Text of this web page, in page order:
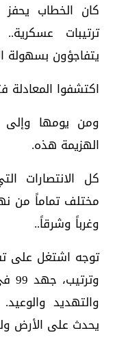
كان الخطاب يحفز
ترتيبات
يتفاجؤون بسهولة
اكتشفوا المعادلة
ومن يومها وإلى
الهزيمة هذه.
كل الانتصارات
مختلف تماماً من
وغرباً وشرقاً..
توجه اشتغل على
والتهديد
يحدث على الأرض